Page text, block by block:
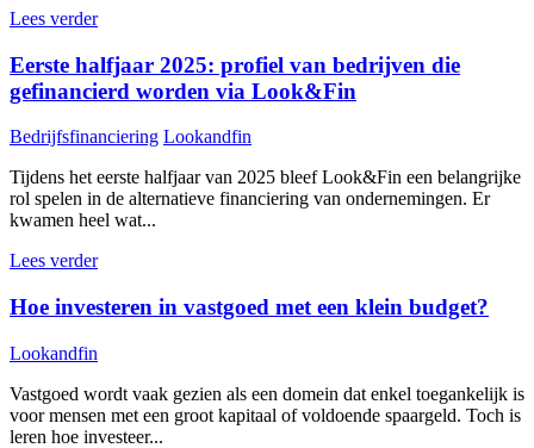
Lees verder
Eerste halfjaar 2025: profiel van bedrijven die
gefinancierd worden via Look&Fin
Bedrijfsfinanciering Lookandfin
Tijdens het eerste halfjaar van 2025 bleef Look&Fin een belangrijke
rol spelen in de alternatieve financiering van ondernemingen. Er
kwamen heel wat...
Lees verder
Hoe investeren in vastgoed met een klein budget?
Lookandfin
Vastgoed wordt vaak gezien als een domein dat enkel toegankelijk is
voor mensen met een groot kapitaal of voldoende spaargeld. Toch is
leren hoe investeer...